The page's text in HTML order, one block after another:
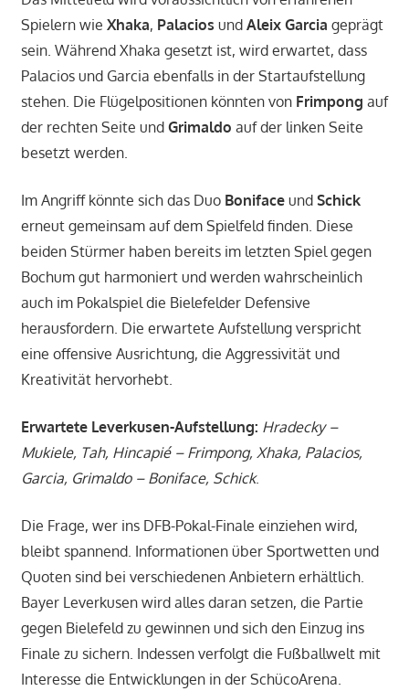
Spielern wie Xhaka, Palacios und Aleix Garcia geprägt
sein. Während Xhaka gesetzt ist, wird erwartet, dass
Palacios und Garcia ebenfalls in der Startaufstellung
stehen. Die Flügelpositionen könnten von Frimpong auf
der rechten Seite und Grimaldo auf der linken Seite
besetzt werden.
Im Angriff könnte sich das Duo Bonifaceund Schick
erneut gemeinsam auf dem Spielfeld finden. Diese
beiden Stürmer haben bereits im letzten Spiel gegen
Bochum gut harmoniert und werden wahrscheinlich
auch im Pokalspiel die Bielefelder Defensive
herausfordern. Die erwartete Aufstellung verspricht
eine offensive Ausrichtung, die Aggressivität und
Kreativität hervorhebt.
Erwartete Leverkusen-Aufstellung: Hradecky –
Mukiele, Tah, Hincapié – Frimpong, Xhaka, Palacios,
Garcia, Grimaldo – Boniface, Schick.
Die Frage, wer ins DFB-Pokal-Finale einziehen wird,
bleibt spannend. Informationen über Sportwetten und
Quoten sind bei verschiedenen Anbietern erhältlich.
Bayer Leverkusen wird alles daran setzen, die Partie
gegen Bielefeld zu gewinnen und sich den Einzug ins
Finale zu sichern. Indessen verfolgt die Fußballwelt mit
Interesse die Entwicklungen in der SchücoArena.